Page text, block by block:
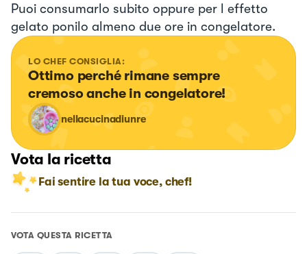
Puoi consumarlo subito oppure per l effetto
gelato ponilo almeno due ore in congelatore.
LO CHEF CONSIGLIA:
Ottimo perché rimane sempre
cremoso anche in congelatore!
nellacucinadiunre
Vota la ricetta
Fai sentire la tua voce, chef!
VOTA QUESTA RICETTA